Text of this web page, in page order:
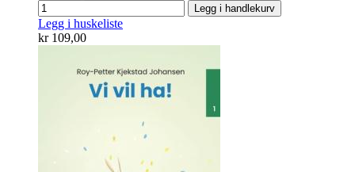
Legg i handlekurv
Legg i huskeliste
kr 109,00